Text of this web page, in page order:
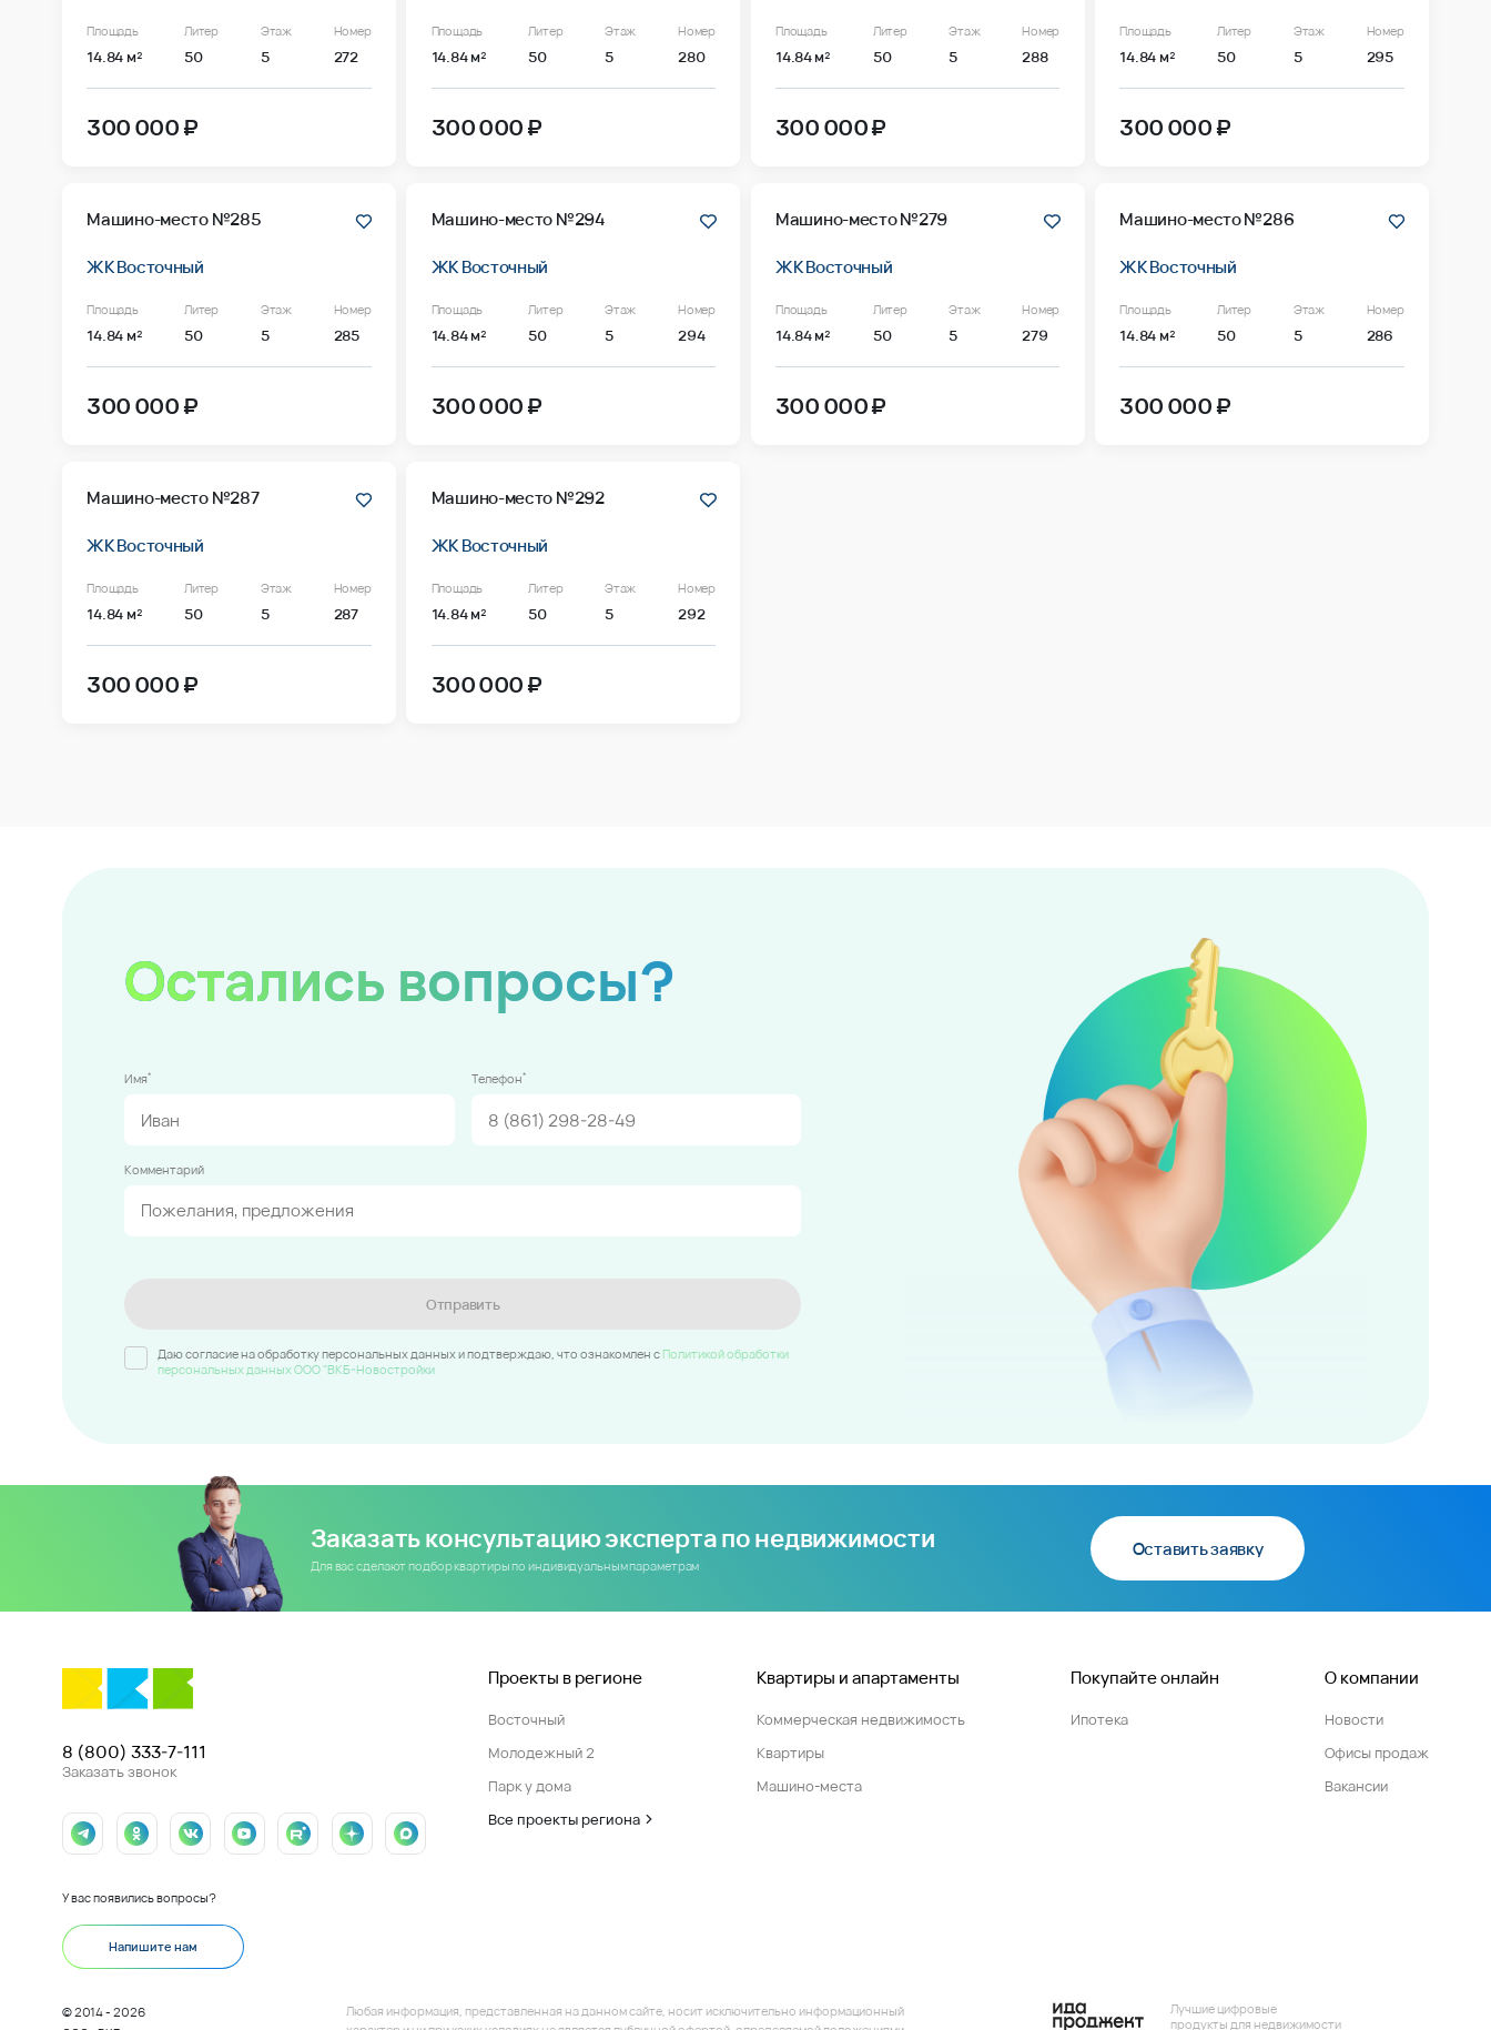
Площадь
14.84 м²
Литер
50
Этаж
5
Номер
272
300 000 ₽
Площадь
14.84 м²
Литер
50
Этаж
5
Номер
280
300 000 ₽
Площадь
14.84 м²
Литер
50
Этаж
5
Номер
288
300 000 ₽
Площадь
14.84 м²
Литер
50
Этаж
5
Номер
295
300 000 ₽
Машино-место №285
ЖК Восточный
Площадь
14.84 м²
Литер
50
Этаж
5
Номер
285
300 000 ₽
Машино-место №294
ЖК Восточный
Площадь
14.84 м²
Литер
50
Этаж
5
Номер
294
300 000 ₽
Машино-место №279
ЖК Восточный
Площадь
14.84 м²
Литер
50
Этаж
5
Номер
279
300 000 ₽
Машино-место №286
ЖК Восточный
Площадь
14.84 м²
Литер
50
Этаж
5
Номер
286
300 000 ₽
Машино-место №287
ЖК Восточный
Площадь
14.84 м²
Литер
50
Этаж
5
Номер
287
300 000 ₽
Машино-место №292
ЖК Восточный
Площадь
14.84 м²
Литер
50
Этаж
5
Номер
292
300 000 ₽
Остались вопросы?
Имя* Телефон*
Комментарий
Отправить
Даю согласие на обработку персональных данных и подтверждаю, что ознакомлен c Политикой обработки
персональных данных ООО "ВКБ-Новостройки
Заказать консультацию эксперта по недвижимости
Для вас сделают подбор квартиры по индивидуальным параметрам
Оставить заявку
8 (800) 333-7-111
Заказать звонок
У вас появились вопросы?
Напишите нам
Проекты в регионе
Восточный
Молодежный 2
Парк у дома
Все проекты региона
Квартиры и апартаменты
Коммерческая недвижимость
Квартиры
Машино-места
Покупайте онлайн
Ипотека
О компании
Новости
Офисы продаж
Вакансии
© 2014 - 2026
Любая информация, представленная на данном сайте, носит исключительно информационный
Лучшие цифровые
продукты для недвижимости